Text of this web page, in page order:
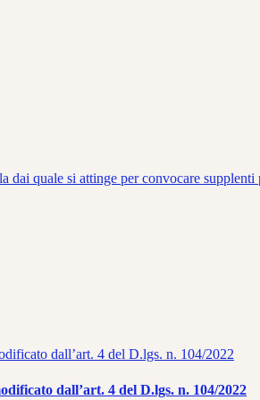
dai quale si attinge per convocare
dall’art. 4 del D.lgs. n. 104/2022